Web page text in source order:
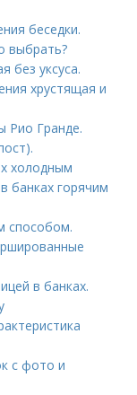
беседки.
выбрать?
без уксуса.
хрустящая и
Рио Гранде.
холодным
банках горячим
способом.
в банках.
с фото и